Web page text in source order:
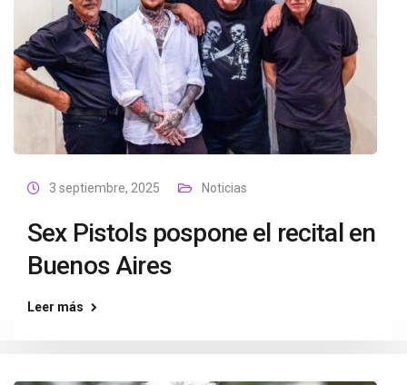
3 septiembre, 2025 Noticias
Sex Pistols pospone el recital en
Buenos Aires
Leer más